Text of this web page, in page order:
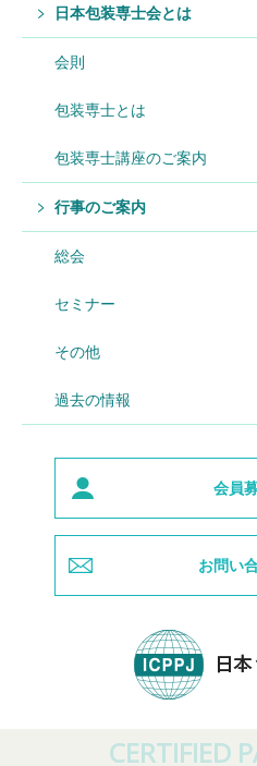
日本包装専士会とは
会則
包装専士とは
包装専士講座のご案内
行事のご案内
総会
セミナー
その他
過去の情報
会員
お問い
CERTIFIED